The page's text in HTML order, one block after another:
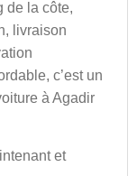
de la côte,
livraison
c’est un
à Agadir
et